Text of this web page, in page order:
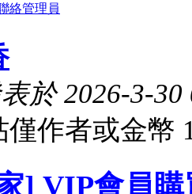
絡管理員
於 2026-3-30
僅作者或金幣
] VIP會員